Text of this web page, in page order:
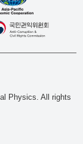
Physics. All rights